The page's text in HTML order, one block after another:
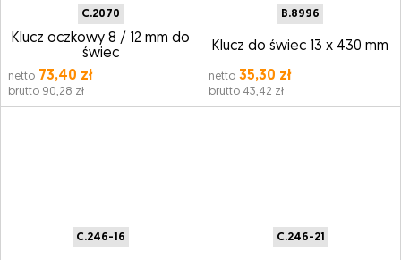
C.2070
Klucz oczkowy 8 / 12 mm do
świec
netto 73,40 zł
brutto 90,28 zł
B.8996
Klucz do świec 13 x 430 mm
netto35,30 zł
brutto 43,42 zł
C.246-16 C.246-21